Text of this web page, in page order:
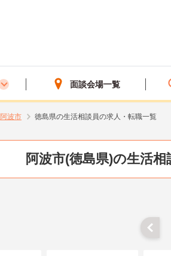
面談会場一覧
阿波市 徳島県の生活相談員の求人・転職一覧
阿波市(徳島県)の生活相